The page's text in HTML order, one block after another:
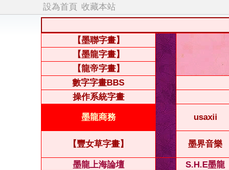
設為首頁 收藏本站
【墨聯字畫】
【墨龍字畫】
【龍帝字畫】
數字字畫BBS
操作系統字畫
墨龍商務 usaxii
【豐女草字畫】 墨界音樂
墨龍上海論壇 S.H.E墨龍